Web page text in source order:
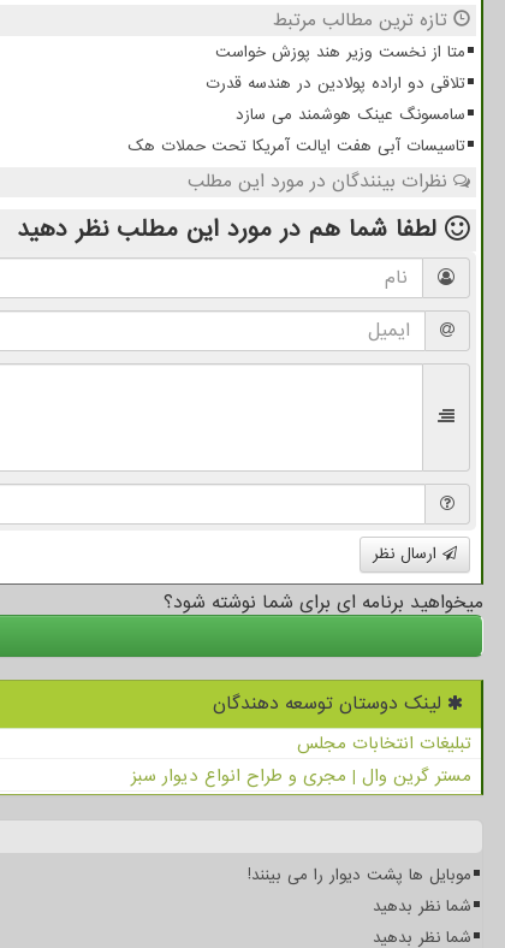
تازه ترین مطالب مرتبط
متا از نخست وزیر هند پوزش خواست
تلاقی دو اراده پولادین در هندسه قدرت
سامسونگ عینک هوشمند می سازد
تاسیسات آبی هفت ایالت آمریکا تحت حملات هک
نظرات بینندگان در مورد این مطلب
لطفا شما هم در مورد این مطلب نظر دهید
ارسال نظر
میخواهید برنامه ای برای شما نوشته شود؟
لینک دوستان توسعه دهندگان
تبلیغات انتخابات مجلس
مستر گرین وال | مجری و طراح انواع دیوار سبز
موبایل ها پشت دیوار را می بینند!
شما نظر بدهید
شما نظر بدهید